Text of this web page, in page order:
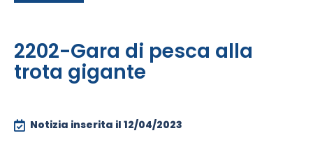
2202-Gara di pesca alla
trota gigante
Notizia inserita il 12/04/2023